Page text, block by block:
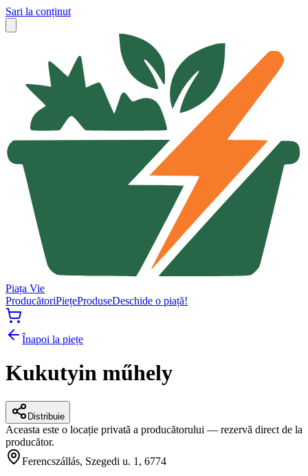
Sari la conținut
Piața Vie
ProducătoriPiețeProduseDeschide o piață!
Înapoi la piețe
Kukutyin műhely
Distribuie
Aceasta este o locație privată a producătorului — rezervă direct de la
producător.
Ferencszállás, Szegedi u. 1, 6774